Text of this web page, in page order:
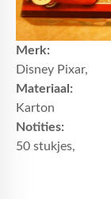
Merk:
Disney Pixar,
Materiaal:
Karton
Notities:
50 stukjes,